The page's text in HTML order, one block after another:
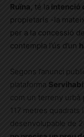
Ruïna, té la intenció
propietaris -la
per a la concessió
contempla l’ús d’un
Segons l’anunci
plataforma
com un terreny urbà
117 metres quadrats
desenvolupable de